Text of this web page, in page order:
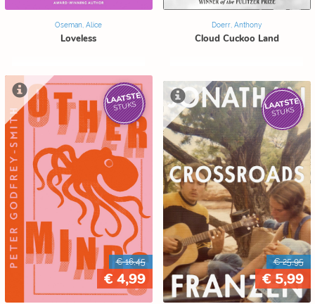
Oseman, Alice
Loveless
Doerr, Anthony
Cloud Cuckoo Land
LAATSTE
STUKS
€ 16,45
€ 4,99
LAATSTE
STUKS
€ 25,95
€ 5,99